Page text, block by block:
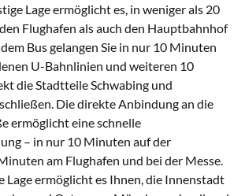
Lage ermöglicht es, in weniger als 20
Flughafen als auch den Hauptbahnhof
Bus gelangen Sie in nur 10 Minuten
U-Bahnlinien und weiteren 10
die Stadtteile Schwabing und
Die direkte Anbindung an die
ermöglicht eine schnelle
– in nur 10 Minuten auf der
am Flughafen und bei der Messe.
Lage ermöglicht es Ihnen, die Innenstadt